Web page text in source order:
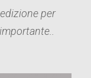
per